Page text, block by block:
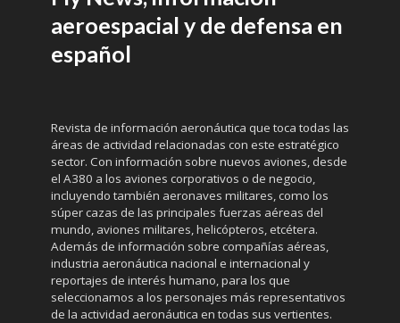
aeroespacial y de defensa en
español
Revista de información aeronáutica que toca todas las
áreas de actividad relacionadas con este estratégico
sector. Con información sobre nuevos aviones, desde
el A380 a los aviones corporativos o de negocio,
incluyendo también aeronaves militares, como los
súper cazas de las principales fuerzas aéreas del
mundo, aviones militares, helicópteros, etcétera.
Además de información sobre compañías aéreas,
industria aeronáutica nacional e internacional y
reportajes de interés humano, para los que
seleccionamos a los personajes más representativos
de la actividad aeronáutica en todas sus vertientes.